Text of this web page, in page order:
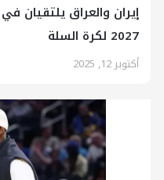
إيران والعراق يلتقيان
2027 لكرة السلة
أكتوبر 12, 2025